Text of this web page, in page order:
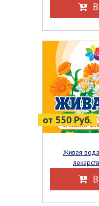
от 550 Руб.
Живая вода для травянистых и